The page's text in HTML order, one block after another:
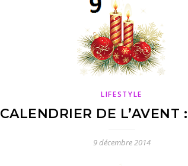
LIFESTYLE
CALENDRIER DE L’AVENT
9 décembre 2014